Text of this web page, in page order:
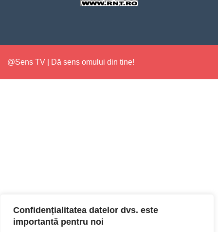
Confidențialitatea datelor dvs. este
importantă pentru noi
@Sens TV | Dă sens omului din tine!